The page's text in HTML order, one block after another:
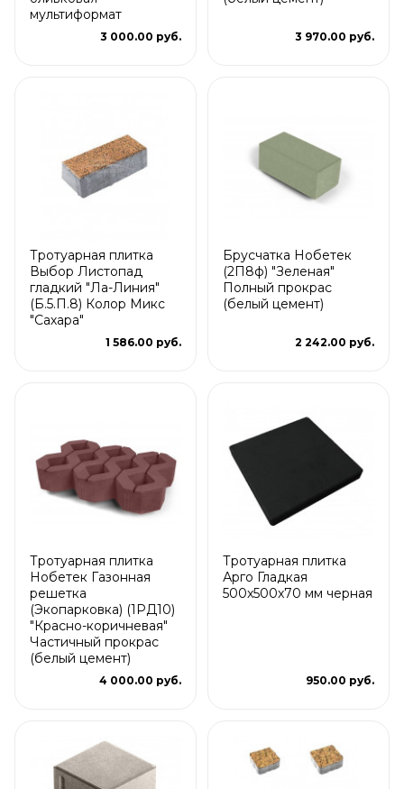
мультиформат
3 000.00 руб. 3 970.00 руб.
Тротуарная плитка
Выбор Листопад
гладкий "Ла-Линия"
(Б.5.П.8) Колор Микс
"Сахара"
1 586.00 руб.
Брусчатка Нобетек
(2П8ф) "Зеленая"
Полный прокрас
(белый цемент)
2 242.00 руб.
Тротуарная плитка
Нобетек Газонная
решетка
(Экопарковка) (1РД10)
"Красно-коричневая"
Частичный прокрас
(белый цемент)
4 000.00 руб.
Тротуарная плитка
Арго Гладкая
500x500x70 мм черная
950.00 руб.